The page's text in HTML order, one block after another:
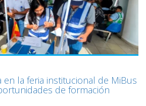
en la feria institucional de MiBus
de formación